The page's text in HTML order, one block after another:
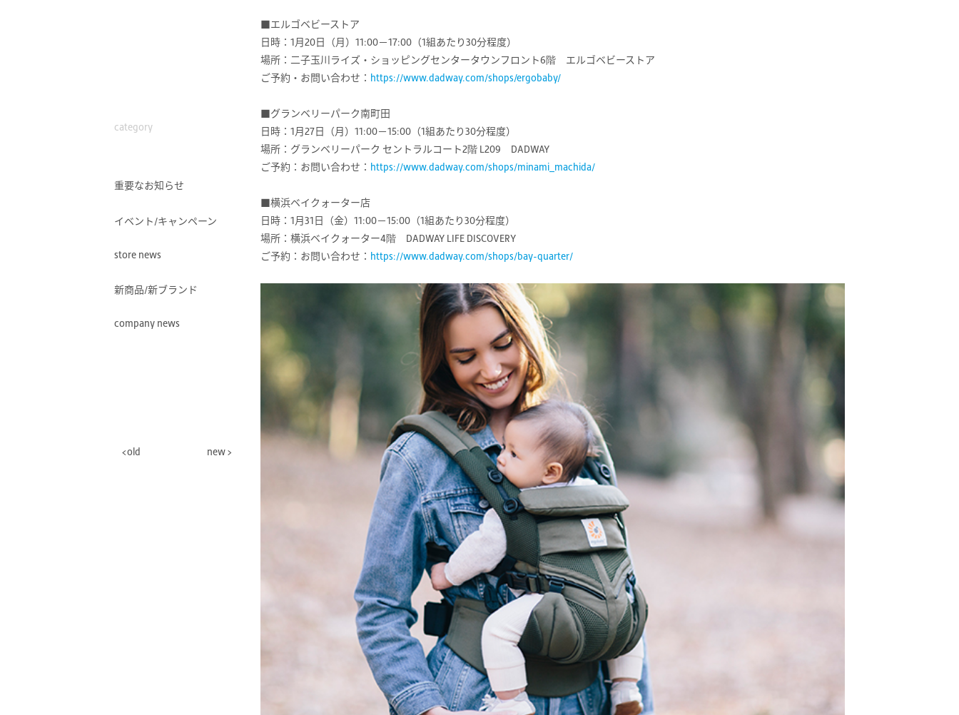
category
重要なお知らせ
イベント/キャンペーン
store news
新商品/新ブランド
company news
old new
■エルゴベビーストア
日時：1月20日（月）11:00－17:00（1組あたり30分程度）
場所：二子玉川ライズ・ショッピングセンタータウンフロント6階 エルゴベビーストア
ご予約・お問い合わせ： https://www.dadway.com/shops/ergobaby/
■グランベリーパーク南町田
日時：1月27日（月）11:00－15:00（1組あたり30分程度）
場所：グランベリーパーク セントラルコート2階 L209 DADWAY
ご予約：お問い合わせ： https://www.dadway.com/shops/minami_machida/
■横浜ベイクォーター店
日時：1月31日（金）11:00－15:00（1組あたり30分程度）
場所：横浜ベイクォーター4階 DADWAY LIFE DISCOVERY
ご予約：お問い合わせ： https://www.dadway.com/shops/bay-quarter/